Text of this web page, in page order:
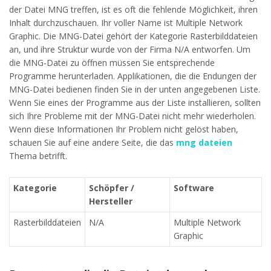
der Datei MNG treffen, ist es oft die fehlende Möglichkeit, ihren
Inhalt durchzuschauen. Ihr voller Name ist Multiple Network
Graphic. Die MNG-Datei gehört der Kategorie Rasterbilddateien
an, und ihre Struktur wurde von der Firma N/A entworfen. Um
die MNG-Datei zu öffnen müssen Sie entsprechende
Programme herunterladen. Applikationen, die die Endungen der
MNG-Datei bedienen finden Sie in der unten angegebenen Liste.
Wenn Sie eines der Programme aus der Liste installieren, sollten
sich Ihre Probleme mit der MNG-Datei nicht mehr wiederholen.
Wenn diese Informationen Ihr Problem nicht gelöst haben,
schauen Sie auf eine andere Seite, die das mng dateien
Thema betrifft.
Kategorie
Schöpfer /
Hersteller
Software
Rasterbilddateien N/A
Multiple Network
Graphic